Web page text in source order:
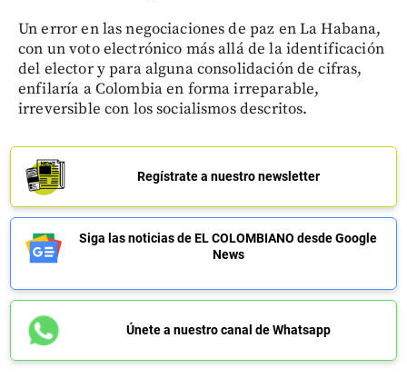
Un error en las negociaciones de paz en La Habana,
con un voto electrónico más allá de la identificación
del elector y para alguna consolidación de cifras,
enfilaría a Colombia en forma irreparable,
irreversible con los socialismos descritos.
Regístrate a nuestro newsletter
Siga las noticias de EL COLOMBIANO desde Google
News
Únete a nuestro canal de Whatsapp